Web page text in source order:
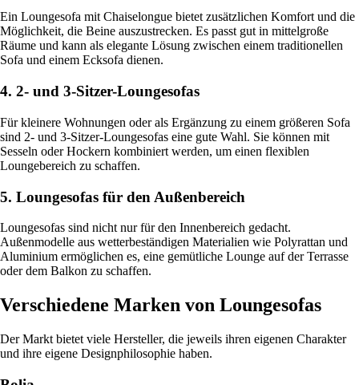
Ein Loungesofa mit Chaiselongue bietet zusätzlichen Komfort und die
Möglichkeit, die Beine auszustrecken. Es passt gut in mittelgroße
Räume und kann als elegante Lösung zwischen einem traditionellen
Sofa und einem Ecksofa dienen.
4. 2- und 3-Sitzer-Loungesofas
Für kleinere Wohnungen oder als Ergänzung zu einem größeren Sofa
sind 2- und 3-Sitzer-Loungesofas eine gute Wahl. Sie können mit
Sesseln oder Hockern kombiniert werden, um einen flexiblen
Loungebereich zu schaffen.
5. Loungesofas für den Außenbereich
Loungesofas sind nicht nur für den Innenbereich gedacht.
Außenmodelle aus wetterbeständigen Materialien wie Polyrattan und
Aluminium ermöglichen es, eine gemütliche Lounge auf der Terrasse
oder dem Balkon zu schaffen.
Verschiedene Marken von Loungesofas
Der Markt bietet viele Hersteller, die jeweils ihren eigenen Charakter
und ihre eigene Designphilosophie haben.